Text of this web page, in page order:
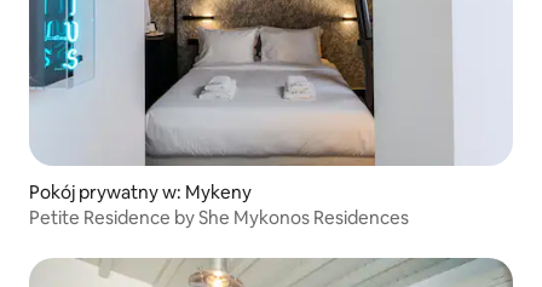
Pokój prywatny w: Mykeny
Petite Residence by She Mykonos Residences